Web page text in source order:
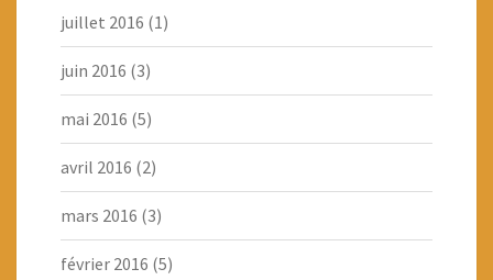
juillet 2016 (1)
juin 2016 (3)
mai 2016 (5)
avril 2016 (2)
mars 2016 (3)
février 2016 (5)